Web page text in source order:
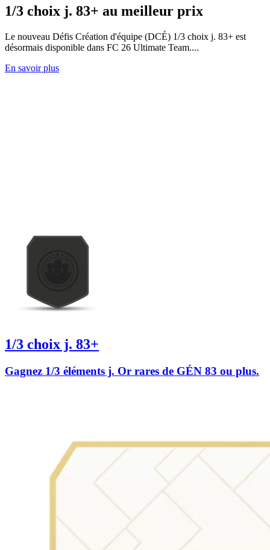
1/3 choix j. 83+ au meilleur prix
Le nouveau Défis Création d'équipe (DCÉ) 1/3 choix j. 83+ est
désormais disponible dans FC 26 Ultimate Team....
En savoir plus
1/3 choix j. 83+
Gagnez 1/3 éléments j. Or rares de GÉN 83 ou plus.